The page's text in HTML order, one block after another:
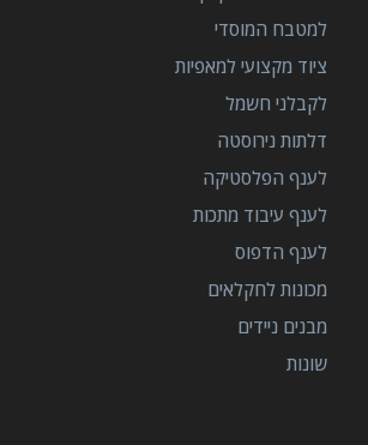
למטבח המוסדי
ציוד מקצועי למאפיות
לקבלני חשמל
דלתות נירוסטה
לענף הפלסטיקה
לענף עיבוד מתכות
לענף הדפוס
מכונות לחקלאים
מבנים ניידים
שונות